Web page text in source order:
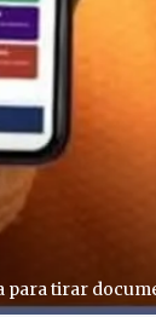
tirar